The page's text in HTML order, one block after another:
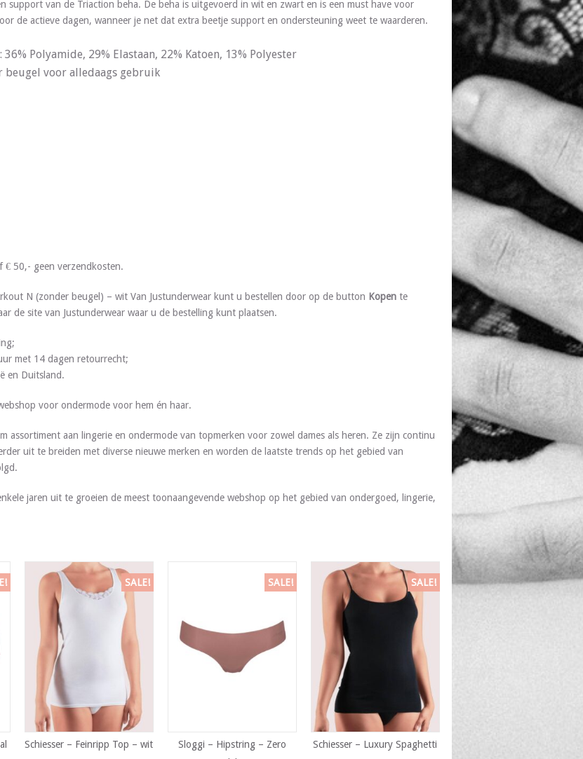
support van de Triaction beha. De beha is uitgevoerd in wit en zwart en is een must have voor
de actieve dagen, wanneer je net dat extra beetje support en ondersteuning weet te waarderen.
Polyamide, 29% Elastaan, 22% Katoen, 13% Polyester
beugel voor alledaags gebruik
€ 50,- geen verzendkosten.
N (zonder beugel) – wit Van Justunderwear kunt u bestellen door op de button Kopente
de site van Justunderwear waar u de bestelling kunt plaatsen.
met 14 dagen retourrecht;
en Duitsland.
voor ondermode voor hem én haar.
assortiment aan lingerie en ondermode van topmerken voor zowel dames als heren. Ze zijn continu
uit te breiden met diverse nieuwe merken en worden de laatste trends op het gebied van
jaren uit te groeien de meest toonaangevende webshop op het gebied van ondergoed, lingerie,
SALE!
Schiesser – Feinripp Top – wit
SALE!
Sloggi – Hipstring – Zero
SALE!
Schiesser – Luxury Spaghetti